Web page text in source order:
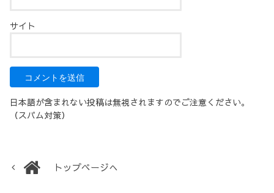
サイト
日本語が含まれない投稿は無視されますのでご注意ください。
（スパム対策）
トップページへ